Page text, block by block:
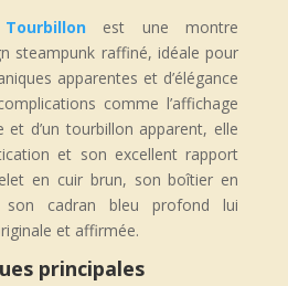
est une montre
steampunk raffiné, idéale pour
apparentes et d’élégance
comme l’affichage
et d’un tourbillon apparent, elle
et son excellent rapport
en cuir brun, son boîtier en
son cadran bleu profond lui
et affirmée.
principales